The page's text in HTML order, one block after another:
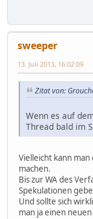
sweeper
13. Juli 2013, 16:02:09
Zitat von:
Wenn es auf
Thread bald im
Vielleicht kann
machen.
Bis zur WA des
Spekulationen
Und sollte sich
man ja einen